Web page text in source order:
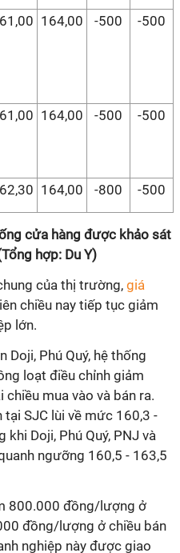
164,00 -500 -500
164,00 -500 -500
164,00 -800 -500
cửa hàng được khảo sát
hợp: Du Y)
của thị trường, giá
chiều nay tiếp tục giảm
lớn.
Doji, Phú Quý, hệ thống
loạt điều chỉnh giảm
mua vào và bán ra.
tại SJC lùi về mức 160,3 -
Doji, Phú Quý, PNJ và
ngưỡng 160,5 - 163,5
800.000 đồng/lượng ở
đồng/lượng ở chiều bán
nghiệp này được giao